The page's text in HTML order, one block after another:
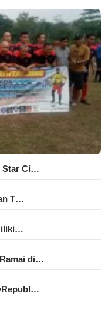
Star Ci…
T…
di…